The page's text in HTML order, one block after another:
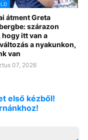
átment Greta
szárazon
hogy itt van a
a nyakunkon,
van
07, 2026
első kézből!